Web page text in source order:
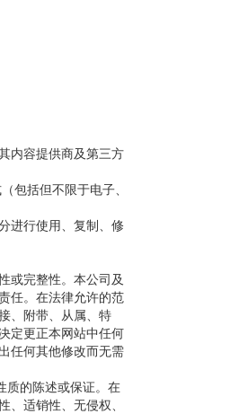
内容提供商及第三方
包括但不限于电子、
进行使用、复制、修
或完整性。本公司及
任。在法律允许的范
、附带、从属、特
定更正本网站中任何
任何其他修改而无需
质的陈述或保证。在
适销性、无侵权、